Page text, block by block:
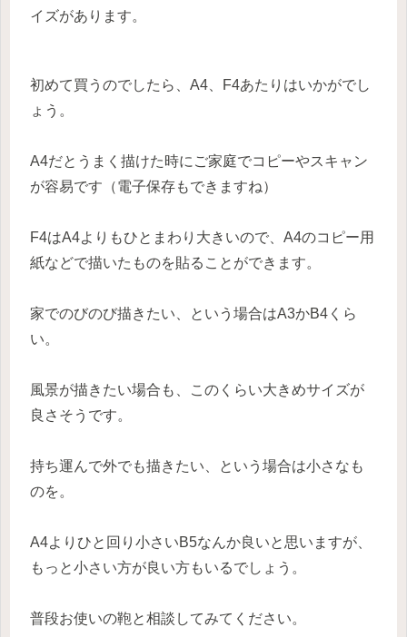
イズがあります。
初めて買うのでしたら、A4、F4あたりはいかがでし
ょう。
A4だとうまく描けた時にご家庭でコピーやスキャン
が容易です（電子保存もできますね）
F4はA4よりもひとまわり大きいので、A4のコピー用
紙などで描いたものを貼ることができます。
家でのびのび描きたい、という場合はA3かB4くら
い。
風景が描きたい場合も、このくらい大きめサイズが
良さそうです。
持ち運んで外でも描きたい、という場合は小さなも
のを。
A4よりひと回り小さいB5なんか良いと思いますが、
もっと小さい方が良い方もいるでしょう。
普段お使いの鞄と相談してみてください。